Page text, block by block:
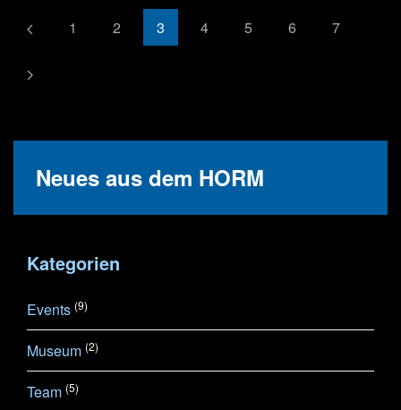
1 2 3 4 5 6 7
Neues aus dem HORM
Kategorien
Events (9)
Museum (2)
Team (5)